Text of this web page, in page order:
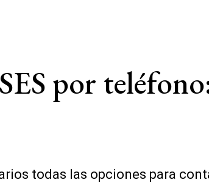
por
todas las opciones para